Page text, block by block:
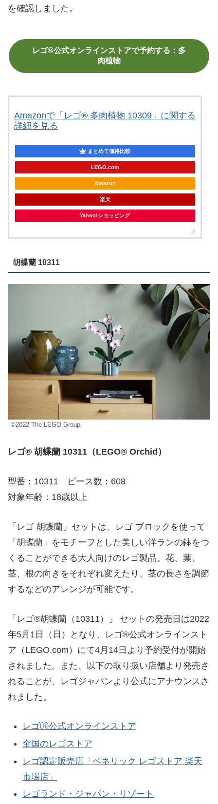
を確認しました。
レゴ®公式オンラインストアで予約する：多
肉植物
Amazonで「レゴ® 多肉植物 10309」に関する
詳細を見る
まとめて価格比較
LEGO.com
Amazon
楽天
Yahoo!ショッピング
胡蝶蘭 10311
©2022 The LEGO Group.
レゴ® 胡蝶蘭 10311（LEGO® Orchid）
型番：10311 ピース数：608
対象年齢：18歳以上
「レゴ 胡蝶蘭」セットは、レゴ ブロックを使って
「胡蝶蘭」をモチーフとした美しい洋ランの鉢をつ
くることができる大人向けのレゴ製品。花、葉、
茎、根の向きをそれぞれ変えたり、茎の長さを調節
するなどのアレンジが可能です。
「レゴ®胡蝶蘭（10311）」 セットの発売日は2022
年5月1日（日）となり、レゴ®公式オンラインスト
ア（LEGO.com）にて4月14日より予約受付が開始
されました。また、以下の取り扱い店舗より発売さ
れることが、レゴジャパンより公式にアナウンスさ
れました。
レゴⓇ公式オンラインストア
全国のレゴストア
レゴ認定販売店「ベネリック レゴストア 楽天
市場店」
レゴランド・ジャパン・リゾート